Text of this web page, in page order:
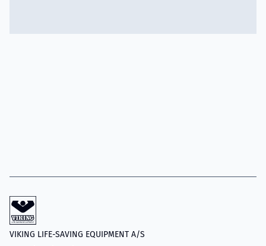
VIKING LIFE-SAVING EQUIPMENT A/S